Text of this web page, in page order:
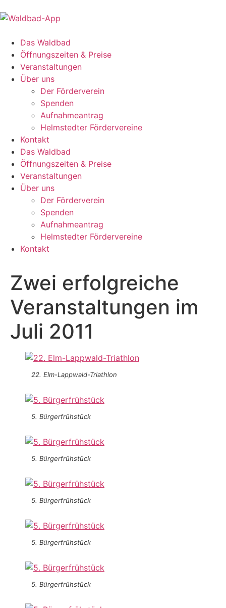
Das Waldbad
Öffnungszeiten & Preise
Veranstaltungen
Über uns
Der Förderverein
Spenden
Aufnahmeantrag
Helmstedter Fördervereine
Kontakt
Das Waldbad
Öffnungszeiten & Preise
Veranstaltungen
Über uns
Der Förderverein
Spenden
Aufnahmeantrag
Helmstedter Fördervereine
Kontakt
Zwei erfolgreiche
Veranstaltungen im
Juli 2011
22. Elm-Lappwald-Triathlon
5. Bürgerfrühstück
5. Bürgerfrühstück
5. Bürgerfrühstück
5. Bürgerfrühstück
5. Bürgerfrühstück